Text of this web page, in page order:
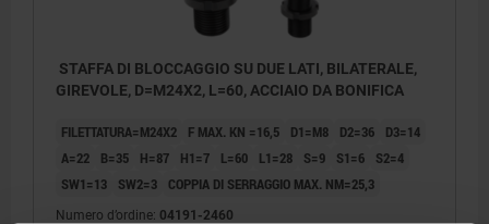
STAFFA DI BLOCCAGGIO SU DUE LATI, BILATERALE,
GIREVOLE, D=M24X2, L=60, ACCIAIO DA BONIFICA
FILETTATURA=M24X2 F MAX. KN =16,5 D1=M8 D2=36
D3=14
A=22
B=35 H=87 H1=7 L=60 L1=28 S=9 S1=6
S2=4
SW1=13
SW2=3 COPPIA DI SERRAGGIO MAX. NM=25,3
Numero d’ordine: 04191-2460